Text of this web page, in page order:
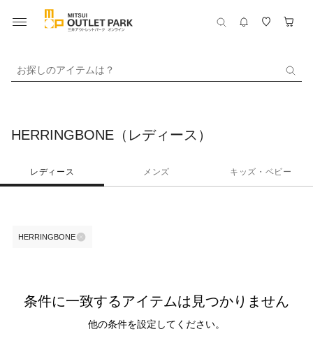
お探しのアイテムは？
HERRINGBONE（レディース）
レディース メンズ キッズ・ベビー
HERRINGBONE
条件に一致するアイテムは見つかりません
他の条件を設定してください。